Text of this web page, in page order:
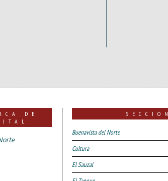
DE
Buenavista del Norte
Cultura
El Sauzal